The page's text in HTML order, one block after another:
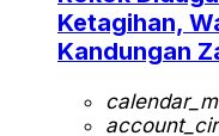
Ketagihan,
Kandungan